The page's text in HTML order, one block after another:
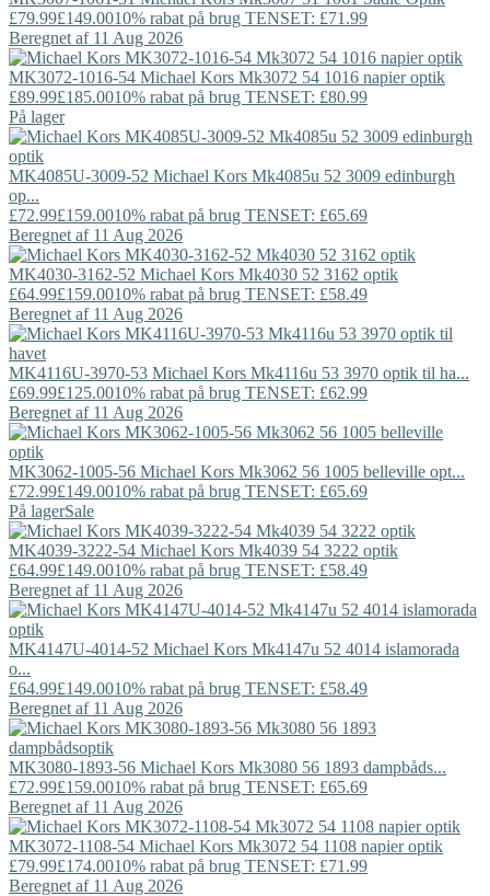
£79.99£149.0010% rabat på brug TENSET: £71.99
Beregnet af 11 Aug 2026
MK3072-1016-54 Michael Kors Mk3072 54 1016 napier optik
£89.99£185.0010% rabat på brug TENSET: £80.99
På lager
MK4085U-3009-52 Michael Kors Mk4085u 52 3009 edinburgh
op...
£72.99£159.0010% rabat på brug TENSET: £65.69
Beregnet af 11 Aug 2026
MK4030-3162-52 Michael Kors Mk4030 52 3162 optik
£64.99£159.0010% rabat på brug TENSET: £58.49
Beregnet af 11 Aug 2026
MK4116U-3970-53 Michael Kors Mk4116u 53 3970 optik til ha...
£69.99£125.0010% rabat på brug TENSET: £62.99
Beregnet af 11 Aug 2026
MK3062-1005-56 Michael Kors Mk3062 56 1005 belleville opt...
£72.99£149.0010% rabat på brug TENSET: £65.69
På lagerSale
MK4039-3222-54 Michael Kors Mk4039 54 3222 optik
£64.99£149.0010% rabat på brug TENSET: £58.49
Beregnet af 11 Aug 2026
MK4147U-4014-52 Michael Kors Mk4147u 52 4014 islamorada
o...
£64.99£149.0010% rabat på brug TENSET: £58.49
Beregnet af 11 Aug 2026
MK3080-1893-56 Michael Kors Mk3080 56 1893 dampbåds...
£72.99£159.0010% rabat på brug TENSET: £65.69
Beregnet af 11 Aug 2026
MK3072-1108-54 Michael Kors Mk3072 54 1108 napier optik
£79.99£174.0010% rabat på brug TENSET: £71.99
Beregnet af 11 Aug 2026